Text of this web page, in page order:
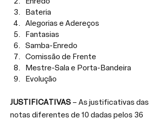
Enredo
Bateria
Alegorias e Adereços
Fantasias
Samba-Enredo
Comissão de Frente
Mestre-Sala e Porta-Bandeira
Evolução
JUSTIFICATIVAS – As justificativas das
notas diferentes de 10 dadas pelos 36